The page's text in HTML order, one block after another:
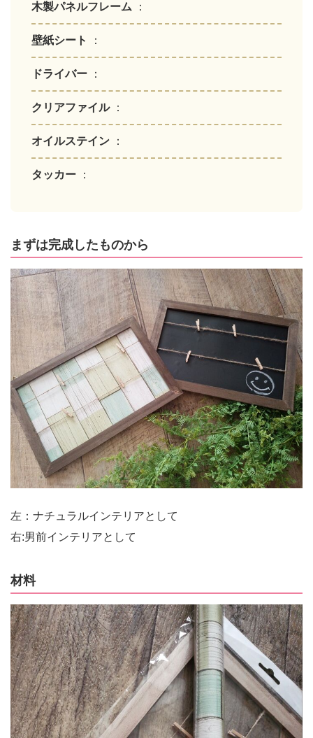
木製パネルフレーム ：
壁紙シート ：
ドライバー ：
クリアファイル ：
オイルステイン ：
タッカー ：
まずは完成したものから
左：ナチュラルインテリアとして
右:男前インテリアとして
材料